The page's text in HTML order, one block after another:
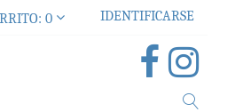
0 IDENTIFICARSE